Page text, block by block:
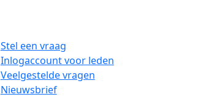
Stel een vraag
Inlogaccount voor leden
Veelgestelde vragen
Nieuwsbrief